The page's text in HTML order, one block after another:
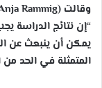
“إن نتائج الدراسة
يمكن أن ينبعث عن
المتمثلة في الحد